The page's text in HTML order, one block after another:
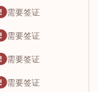
需要签证
需要签证
需要签证
需要签证